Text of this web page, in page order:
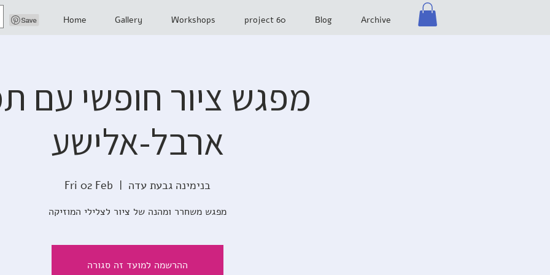
Archive
Blog
project 60
Workshops
Gallery
Home
מפגש ציור חופשי עם
ארבל-אלישע
Fri 02 Feb בנימינה גבעת עדה
מפגש משחרר ומהנה של ציור לצלילי המוזיקה
ההרשמה למועד זה סגורה